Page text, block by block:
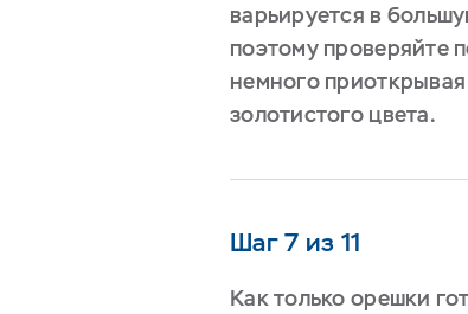
варьируется в
поэтому проверяйте
немного
золотистого цвета.
Шаг 7 из 11
Как только орешки